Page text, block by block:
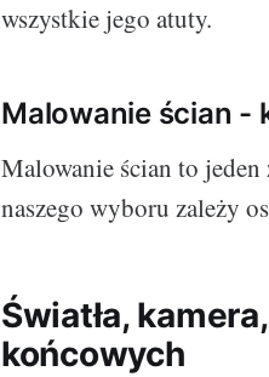
wszystkie jego atuty.
Malowanie ścian -
Malowanie ścian to
naszego wyboru zależy
Światła,
końcowych